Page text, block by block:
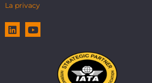
La privacy